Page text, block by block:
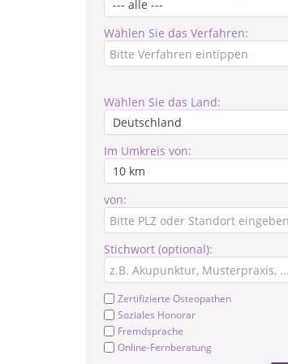
Wählen Sie das Verfahren:
Wählen Sie das Land:
Im Umkreis von:
von:
Stichwort (optional):
Zertifizierte Osteopathen
Soziales Honorar
Fremdsprache
Online-Fernberatung